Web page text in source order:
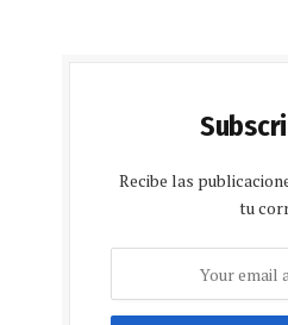
Recibe las
tu